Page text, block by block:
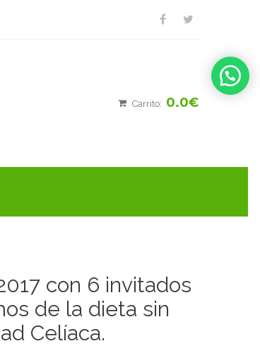
Carrito: 0.0€
con 6 invitados
de la dieta sin
Celíaca.